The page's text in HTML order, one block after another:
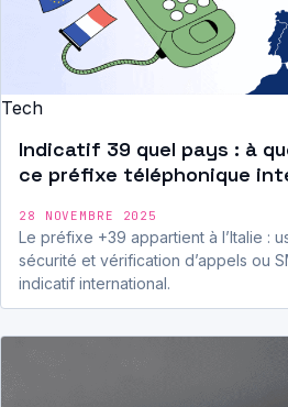
Tech
Indicatif 39 quel pays : à
ce préfixe téléphonique
28 NOVEMBRE 2025
Le préfixe +39 appartient à l’Italie :
sécurité et vérification d’appels ou
indicatif international.